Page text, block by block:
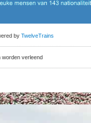
by TwelveTrains
worden verleend